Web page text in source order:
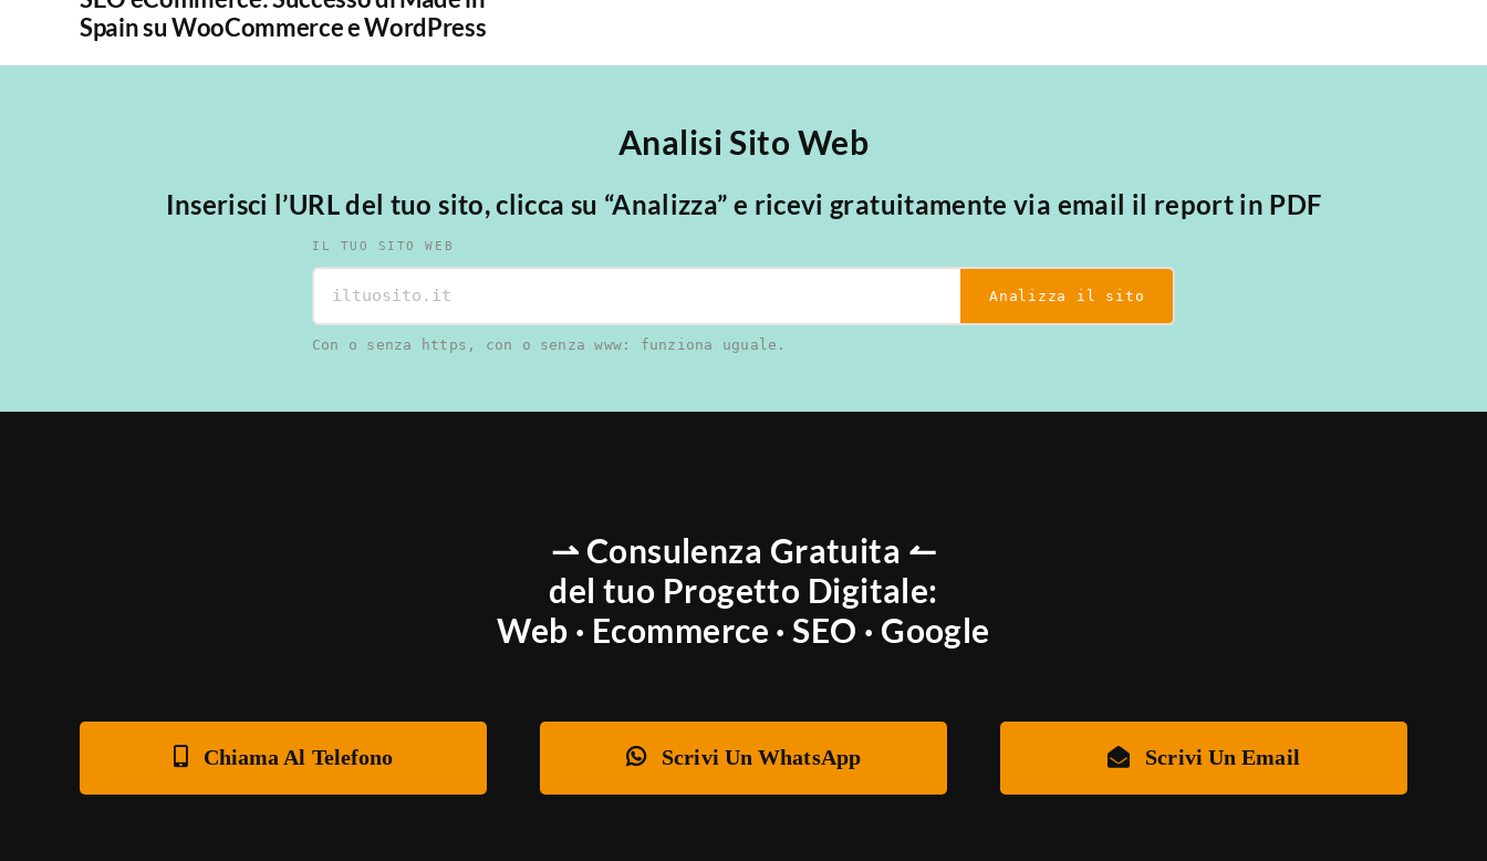
Spain su WooCommerce e WordPress
Analisi Sito Web
Inserisci l’URL del tuo sito, clicca su “Analizza” e ricevi gratuitamente via email il report in PDF
IL TUO SITO WEB
Analizza il sito
Con o senza https, con o senza www: funziona uguale.
⇀ Consulenza Gratuita ↼
del tuo Progetto Digitale:
Web · Ecommerce · SEO · Google
Chiama Al Telefono Scrivi Un WhatsApp Scrivi Un Email